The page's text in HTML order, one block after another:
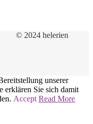
© 2024 helerien
unserer
erklären Sie sich damit
Accept Read More